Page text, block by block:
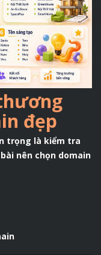
đẹp
trọng là kiểm tra
nên chọn domain